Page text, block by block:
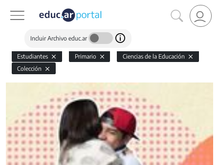
Incluir Archivo educ.ar
Estudiantes Primario
Ciencias de la Educación
Colección